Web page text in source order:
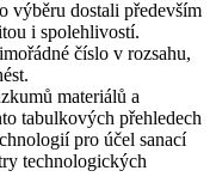
výběru dostali především
i spolehlivostí.
číslo v rozsahu,
materiálů a
tabulkových přehledech
pro účel sanací
technologických